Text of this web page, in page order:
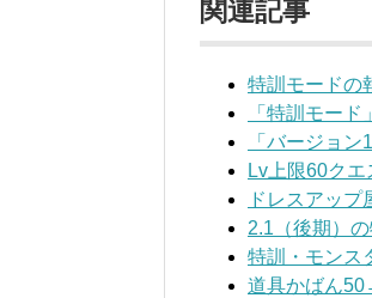
関連記事
特訓モードの
「特訓モー
「バージョ
Lv上限60クエ
ドレスアップ
2.1（後期）
特訓・モンス
道具かばん